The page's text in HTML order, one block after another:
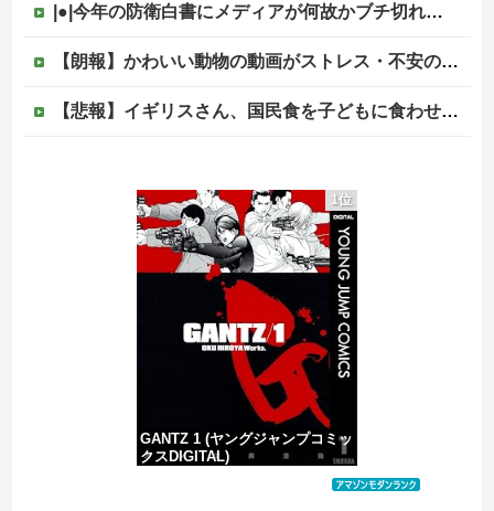
|●|今年の防衛白書にメディアが何故かブチ切れている模様、躍起になって批判するも逆に有権者からは……
【朗報】かわいい動物の動画がストレス・不安の軽減になる可能性。英大学の研究で実証
【悲報】イギリスさん、国民食を子どもに食わせるのを諦めるｗｗｗｗｗｗｗ
韓国人「不適切接待疑惑、2002年イタリア・スペイン戦で『韓国に奪われた』と欧州の大手メディアが一斉に報道！」
反核団体の代表を務める爺さん、「核を持たないで日本を守れますか」と中学生に詰問された結果……
【ヤバすぎ】熊本の山道でソーラーパネルが…
1位
GANTZ 1 (ヤングジャンプコミッ
クスDIGITAL)
価格：¥100